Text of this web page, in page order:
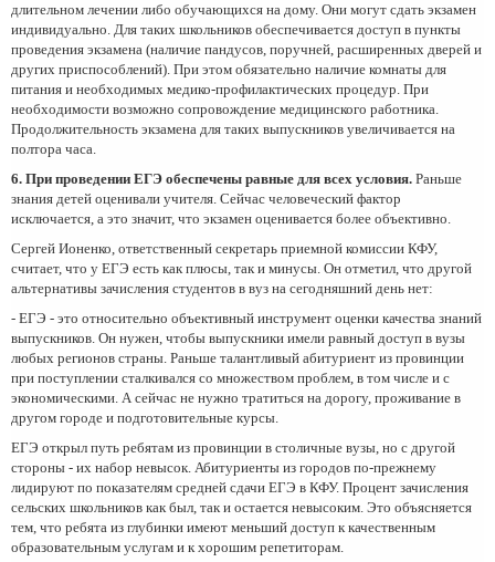
длительном лечении либо обучающихся на дому. Они могут сдать экзамен
индивидуально. Для таких школьников обеспечивается доступ в пункты
проведения экзамена (наличие пандусов, поручней, расширенных дверей и
других приспособлений). При этом обязательно наличие комнаты для
питания и необходимых медико-профилактических процедур. При
необходимости возможно сопровождение медицинского работника.
Продолжительность экзамена для таких выпускников увеличивается на
полтора часа.
6. При проведении ЕГЭ обеспечены равные для всех условия. Раньше
знания детей оценивали учителя. Сейчас человеческий фактор
исключается, а это значит, что экзамен оценивается более объективно.
Сергей Ионенко, ответственный секретарь приемной комиссии КФУ,
считает, что у ЕГЭ есть как плюсы, так и минусы. Он отметил, что другой
альтернативы зачисления студентов в вуз на сегодняшний день нет:
- ЕГЭ - это относительно объективный инструмент оценки качества знаний
выпускников. Он нужен, чтобы выпускники имели равный доступ в вузы
любых регионов страны. Раньше талантливый абитуриент из провинции
при поступлении сталкивался со множеством проблем, в том числе и с
экономическими. А сейчас не нужно тратиться на дорогу, проживание в
другом городе и подготовительные курсы.
ЕГЭ открыл путь ребятам из провинции в столичные вузы, но с другой
стороны - их набор невысок. Абитуриенты из городов по-прежнему
лидируют по показателям средней сдачи ЕГЭ в КФУ. Процент зачисления
сельских школьников как был, так и остается невысоким. Это объясняется
тем, что ребята из глубинки имеют меньший доступ к качественным
образовательным услугам и к хорошим репетиторам.